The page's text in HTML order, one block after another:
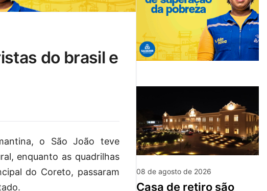
o São João teve
enquanto as quadrilhas
do Coreto, passaram
08 de agosto de 2026
casa de retiro são